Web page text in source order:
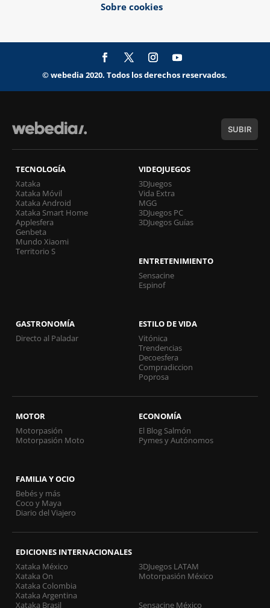
Sobre cookies
© webedia 2020. Todos los derechos reservados.
SUBIR
TECNOLOGÍA
Xataka
Xataka Móvil
Xataka Android
Xataka Smart Home
Applesfera
Genbeta
Mundo Xiaomi
Territorio S
VIDEOJUEGOS
3DJuegos
Vida Extra
MGG
3DJuegos PC
3DJuegos Guías
ENTRETENIMIENTO
Sensacine
Espinof
GASTRONOMÍA
Directo al Paladar
ESTILO DE VIDA
Vitónica
Trendencias
Decoesfera
Compradiccion
Poprosa
MOTOR
Motorpasión
Motorpasión Moto
ECONOMÍA
El Blog Salmón
Pymes y Autónomos
FAMILIA Y OCIO
Bebés y más
Coco y Maya
Diario del Viajero
EDICIONES INTERNACIONALES
Xataka México
Xataka On
Xataka Colombia
Xataka Argentina
Xataka Brasil
3DJuegos LATAM
Motorpasión México
Sensacine México